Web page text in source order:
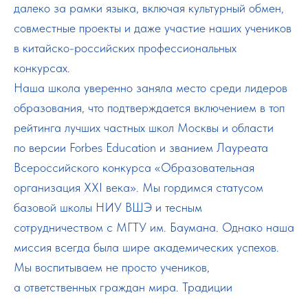
далеко за рамки языка, включая культурный обмен,
совместные проекты и даже участие наших учеников
в китайско-российских профессиональных
конкурсах.
Наша школа уверенно заняла место среди лидеров
образования, что подтверждается включением в топ
рейтинга лучших частных школ Москвы и области
по версии Forbes Education и званием Лауреата
Всероссийского конкурса «Образовательная
организация XXI века». Мы гордимся статусом
базовой школы НИУ ВШЭ и тесным
сотрудничеством с МГТУ им. Баумана. Однако наша
миссия всегда была шире академических успехов.
Мы воспитываем не просто учеников,
а ответственных граждан мира. Традиции